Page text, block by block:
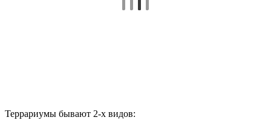
Террариумы бывают 2-х видов: